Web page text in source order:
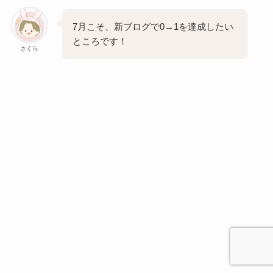
さくら
7月こそ、新ブログで0→1を達成したい
ところです！